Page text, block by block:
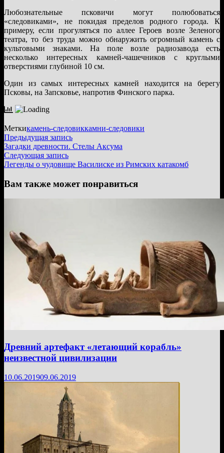
Любознательные псковичи могут полюбоваться
«следовиками», не покидая пределов родного города. К
примеру, если прогуляться по аллее Героев возле Зеленого
театра, то без труда можно обнаружить огромный камень с
культовыми знаками. На поле возле радиозавода есть
несколько интересных камней-чашечников с круглыми
отверстиями глубиной 10 см.
Один из самых интересных камней находится на берегу
Псковы, на Запсковье, напротив Финского парка.
Меткикамень-следовиккамни-следовики
Навигация
по
записям
Предыдущая записьПредыдущая
запись:
Загадки древности. Стелы Аксума
Следующая записьСледующая
запись:
Легенды о чудовище Василиске из Римских катакомб
Вам также может понравиться
Древний артефакт «летающий корабль»
неизвестной цивилизации
10.06.201909.06.2019